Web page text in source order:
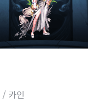
카인